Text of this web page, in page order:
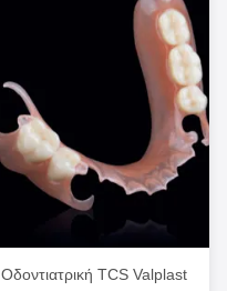
Οδοντιατρική TCS Valplast